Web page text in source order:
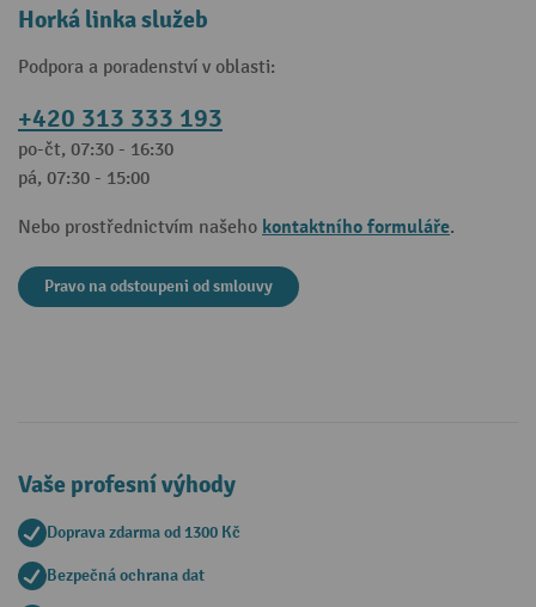
Horká linka služeb
Podpora a poradenství v oblasti:
+420 313 333 193
po-čt, 07:30 - 16:30
pá, 07:30 - 15:00
Nebo prostřednictvím našeho kontaktního formuláře.
Pravo na odstoupeni od smlouvy
Vaše profesní výhody
Doprava zdarma od 1300 Kč
Bezpečná ochrana dat